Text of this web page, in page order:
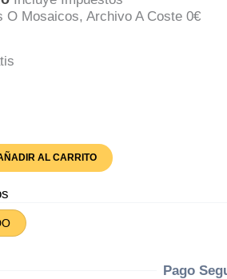
O Mosaicos, Archivo A Coste 0€
AL CARRITO
Pago